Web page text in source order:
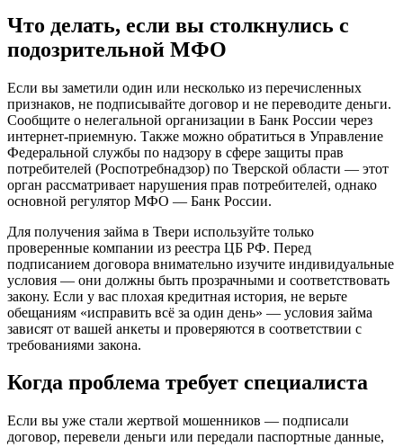
Что делать, если вы столкнулись с
подозрительной МФО
Если вы заметили один или несколько из перечисленных
признаков, не подписывайте договор и не переводите деньги.
Сообщите о нелегальной организации в Банк России через
интернет-приемную. Также можно обратиться в Управление
Федеральной службы по надзору в сфере защиты прав
потребителей (Роспотребнадзор) по Тверской области — этот
орган рассматривает нарушения прав потребителей, однако
основной регулятор МФО — Банк России.
Для получения займа в Твери используйте только
проверенные компании из реестра ЦБ РФ. Перед
подписанием договора внимательно изучите индивидуальные
условия — они должны быть прозрачными и соответствовать
закону. Если у вас плохая кредитная история, не верьте
обещаниям «исправить всё за один день» — условия займа
зависят от вашей анкеты и проверяются в соответствии с
требованиями закона.
Когда проблема требует специалиста
Если вы уже стали жертвой мошенников — подписали
договор, перевели деньги или передали паспортные данные,